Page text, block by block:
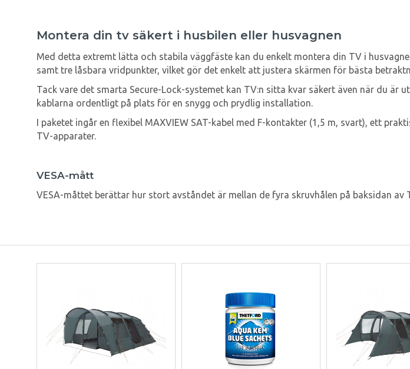
Montera din tv säkert i husbilen eller husvagnen
Med detta extremt lätta och stabila väggfäste kan du enkelt montera din TV i
samt tre låsbara vridpunkter, vilket gör det enkelt att justera skärmen för bästa
Tack vare det smarta Secure-Lock-systemet kan TV:n sitta kvar säkert även när du är
kablarna ordentligt på plats för en snygg och prydlig installation.
I paketet ingår en flexibel MAXVIEW SAT-kabel med F-kontakter (1,5 m, svart), ett
TV-apparater.
VESA-mått
VESA-måttet berättar hur stort avståndet är mellan de fyra skruvhålen på baksidan av